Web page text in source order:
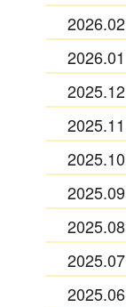
2026.02
2026.01
2025.12
2025.11
2025.10
2025.09
2025.08
2025.07
2025.06